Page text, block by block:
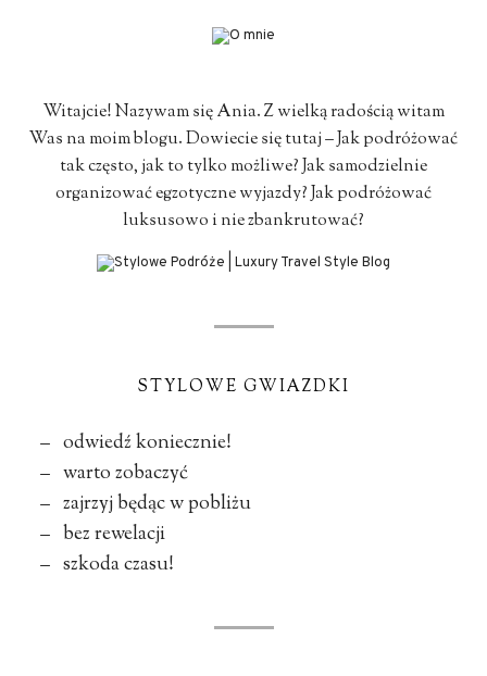
Witajcie! Nazywam się Ania. Z wielką radością witam
Was na moim blogu. Dowiecie się tutaj – Jak podróżować
tak często, jak to tylko możliwe? Jak samodzielnie
organizować egzotyczne wyjazdy? Jak podróżować
luksusowo i nie zbankrutować?
STYLOWE GWIAZDKI
– odwiedź koniecznie!
– warto zobaczyć
– zajrzyj będąc w pobliżu
– bez rewelacji
– szkoda czasu!